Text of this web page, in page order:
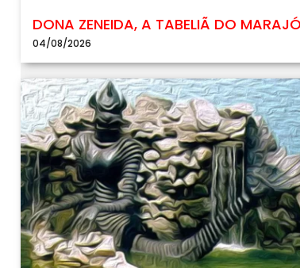
DONA ZENEIDA, A TABELIÃ DO
04/08/2026